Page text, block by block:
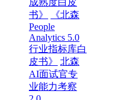
成熟度白皮
书》
《北森
People
Analytics 5.0
行业指标库白
皮书》
北森
AI面试官专
业能力考察